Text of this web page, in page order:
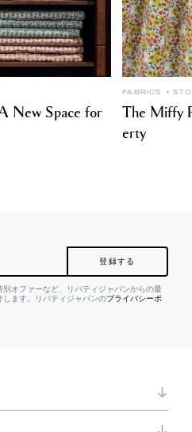
New Space for
FABRICS
The Miffy
erty
登録する
オファーなど、リバティジャパンからの最
ます。リバティジャパンのプライバシーポ